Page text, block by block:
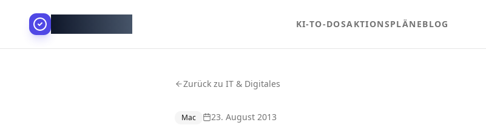
KI-TO-DOSAKTIONSPLÄNEBLOG
Zurück zu IT & Digitales
Mac 23. August 2013